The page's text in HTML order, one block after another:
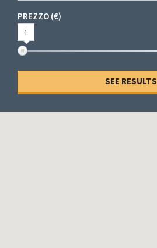
PREZZO (€)
1
SEE RESULTS